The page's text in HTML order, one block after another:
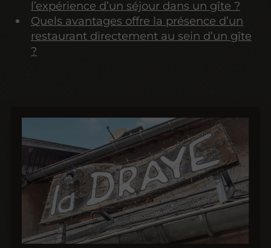
l’expérience d’un séjour dans un gîte ?
Quels avantages offre la présence d’un
restaurant directement au sein d’un gîte
?